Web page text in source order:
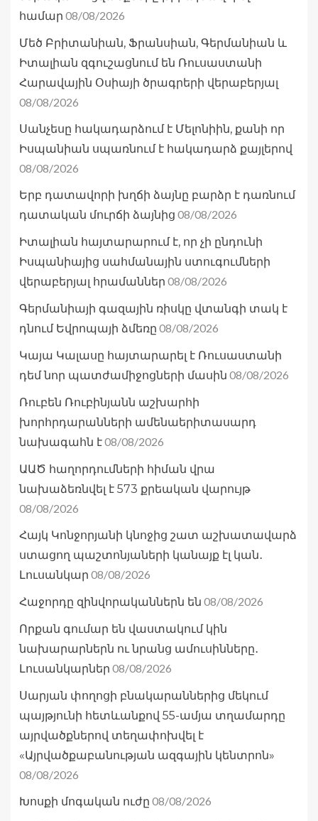
համար 08/08/2026
Մեծ Բրիտանիան, Ֆրանսիան, Գերմանիան և
Իտալիան զգուշացնում են Ռուսաստանի
Հարավային Օսիայի ծրագրերի վերաբերյալ
08/08/2026
Սանչեսը հակադարձում է Մելոնիին, քանի որ
Իսպանիան սպառնում է հակադարձ քայլերով
08/08/2026
Երբ դատավորի խղճի ձայնը բարձր է դառնում
դատական մուրճի ձայնից 08/08/2026
Իտալիան հայտարարում է, որ չի ընդունի
Իսպանիայից սահմանային ստուգումների
վերաբերյալ հրամաններ 08/08/2026
Գերմանիայի գազային ռիսկը վտանգի տակ է
դնում Եվրոպայի ձմեռը 08/08/2026
Կայա Կալասը հայտարարել է Ռուսաստանի
դեմ նոր պատժամիջոցների մասին 08/08/2026
Ռուբեն Ռուբինյանն աշխարհի
խորհրդարանների ամենաերիտասարդ
նախագահն է08/08/2026
ԱԱԾ հաղորդումների հիման վրա
նախաձեռնվել է 573 քրեական վարույթ
08/08/2026
Հայկ Կոնջորյանի կնոջից շատ աշխատավարձ
ստացող պաշտոնյաների կանայք էլ կան․
Լուսանկար 08/08/2026
Հաջորդը զինվորականներն են 08/08/2026
Որքան գումար են վաստակում կին
նախարարներն ու նրանց ամուսինները․
Լուսանկարներ 08/08/2026
Սարյան փողոցի բնակարաններից մեկում
պայթյունի հետևանքով 55-ամյա տղամարդը
այրվածքներով տեղափոխվել է
«Այրվածքաբանության ազգային կենտրոն»
08/08/2026
Խոսքի մոգական ուժը 08/08/2026